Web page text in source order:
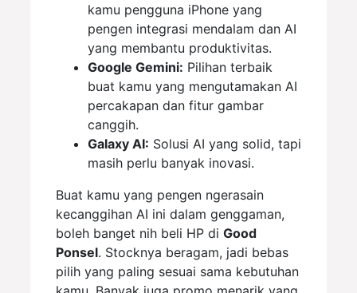
kamu pengguna iPhone yang
pengen integrasi mendalam dan AI
yang membantu produktivitas.
Google Gemini: Pilihan terbaik
buat kamu yang mengutamakan AI
percakapan dan fitur gambar
canggih.
Galaxy AI: Solusi AI yang solid, tapi
masih perlu banyak inovasi.
Buat kamu yang pengen ngerasain
kecanggihan AI ini dalam genggaman,
boleh banget nih beli HP di Good
Ponsel. Stocknya beragam, jadi bebas
pilih yang paling sesuai sama kebutuhan